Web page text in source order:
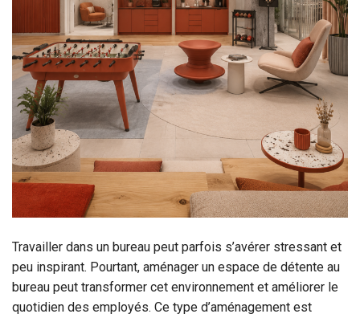
Travailler dans un bureau peut parfois s’avérer stressant et
peu inspirant. Pourtant, aménager un espace de détente au
bureau peut transformer cet environnement et améliorer le
quotidien des employés. Ce type d’aménagement est